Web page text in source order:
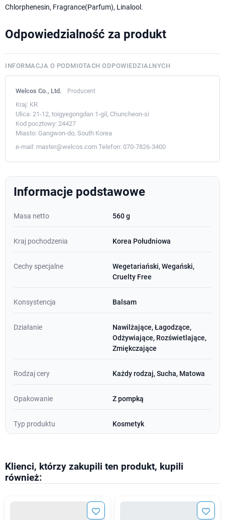
Chlorphenesin, Fragrance(Parfum), Linalool.
Odpowiedzialność za produkt
INFORMACJA O PODMIOTACH ODPOWIEDZIALNYCH
Welcos Co., Ltd. Producent
Kraj: KR
Ulica: 21-12, toigyegongdan 1-gil, Chuncheon-si
Kod pocztowy: 24427
Miasto: Gangwon-do, South Korea
e-mail: master@welcos.com Telefon: 070-7826-3400
Informacje podstawowe
Masa netto 560 g
Kraj pochodzenia Korea Południowa
Cechy specjalne
Wegetariański, Wegański,
Cruelty Free
Konsystencja Balsam
Działanie
Nawilżające, Łagodzące,
Odżywiające, Rozświetlające,
Zmiękczające
Rodzaj cery Każdy rodzaj, Sucha, Matowa
Opakowanie Z pompką
Typ produktu Kosmetyk
Klienci, którzy zakupili ten produkt, kupili
również: